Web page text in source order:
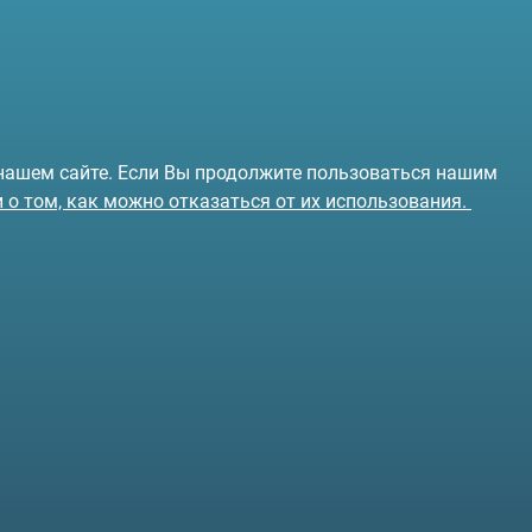
сайте. Если Вы продолжите пользоваться нашим
том, как можно отказаться от их использования.